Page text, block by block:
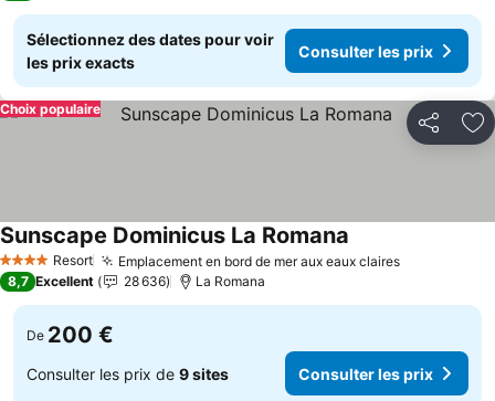
Sélectionnez des dates pour voir
les prix exacts
Consulter les prix
Partager
Choix populaire
4 Étoiles Resort Emplacement en bord de mer aux eaux claires
Sunscape Dominicus La Romana
8,7 Excellent 28 636 La Romana
De 200 €
Consulter les prix de 9 sites Consulter les prix